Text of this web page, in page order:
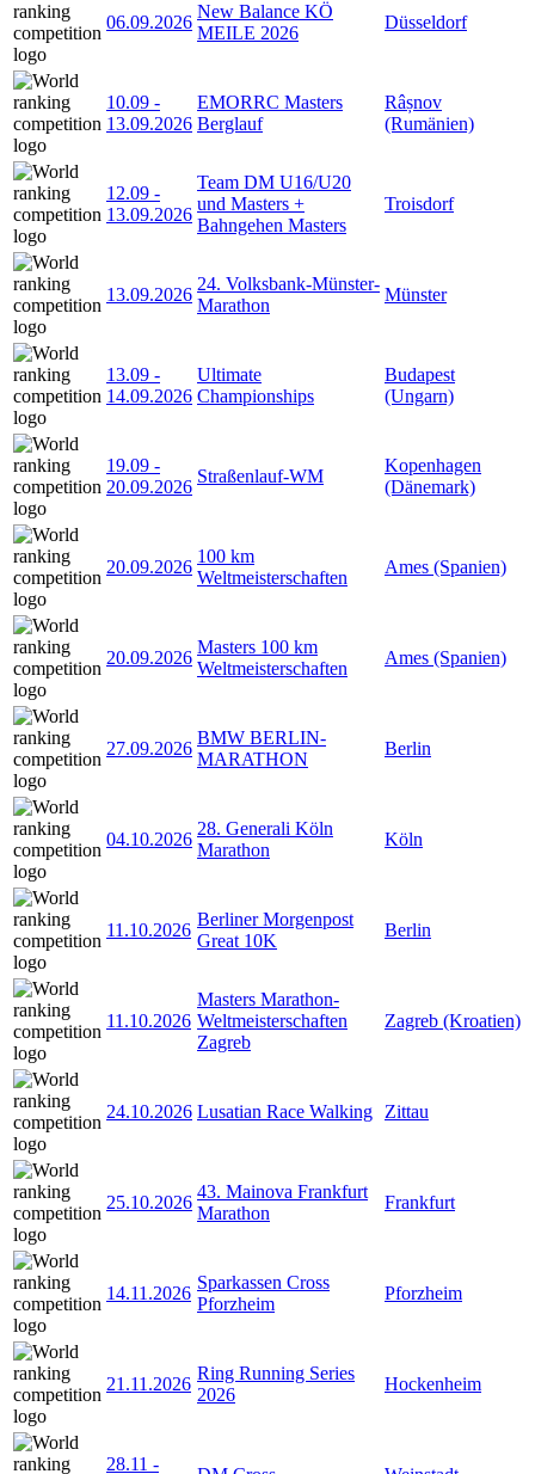
06.09.2026
New Balance KÖ
MEILE 2026
Düsseldorf
10.09 -
13.09.2026
EMORRC Masters
Berglauf
Râșnov
(Rumänien)
12.09 -
13.09.2026
Team DM U16/U20
und Masters +
Bahngehen Masters
Troisdorf
13.09.2026
24. Volksbank-Münster-
Marathon
Münster
13.09 -
14.09.2026
Ultimate
Championships
Budapest
(Ungarn)
19.09 -
20.09.2026
Straßenlauf-WM
Kopenhagen
(Dänemark)
20.09.2026
100 km
Weltmeisterschaften
Ames (Spanien)
20.09.2026
Masters 100 km
Weltmeisterschaften
Ames (Spanien)
27.09.2026
BMW BERLIN-
MARATHON
Berlin
04.10.2026
28. Generali Köln
Marathon
Köln
11.10.2026
Berliner Morgenpost
Great 10K
Berlin
11.10.2026
Masters Marathon-
Weltmeisterschaften
Zagreb
Zagreb (Kroatien)
24.10.2026 Lusatian Race Walking Zittau
25.10.2026
43. Mainova Frankfurt
Marathon
Frankfurt
14.11.2026
Sparkassen Cross
Pforzheim
Pforzheim
21.11.2026
Ring Running Series
2026
Hockenheim
28.11 -